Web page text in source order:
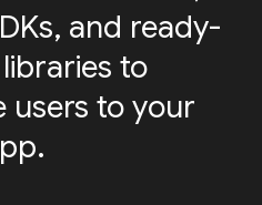
and ready-
to
users to your